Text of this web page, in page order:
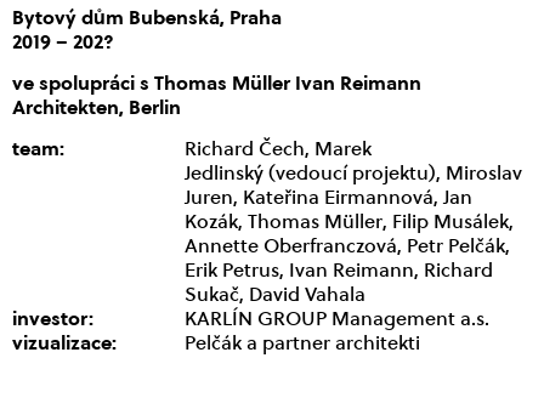
Bytový dům Bubenská, Praha
2019 – 202?
ve spolupráci s Thomas Müller Ivan Reimann
Architekten, Berlin
team:
Richard Čech, Marek
Jedlinský (vedoucí projektu), Miroslav
Juren, Kateřina Eirmannová, Jan
Kozák, Thomas Müller, Filip Musálek,
Annette Oberfranczová, Petr Pelčák,
Erik Petrus, Ivan Reimann, Richard
Sukač, David Vahala
investor:
KARLÍN GROUP Management a.s.
vizualizace:
Pelčák a partner architekti